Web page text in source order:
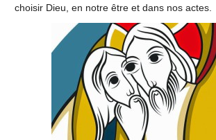
choisir Dieu, en notre être et dans nos actes.